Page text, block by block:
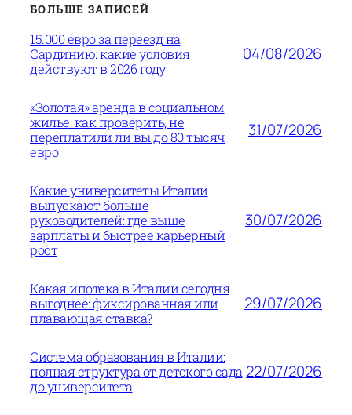
БОЛЬШЕ ЗАПИСЕЙ
15.000 евро за переезд на
Сардинию: какие условия
действуют в 2026 году
04/08/2026
«Золотая» аренда в социальном
жилье: как проверить, не
переплатили ли вы до 80 тысяч
евро
31/07/2026
Какие университеты Италии
выпускают больше
руководителей: где выше
зарплаты и быстрее карьерный
рост
30/07/2026
Какая ипотека в Италии сегодня
выгоднее: фиксированная или
плавающая ставка?
29/07/2026
Система образования в Италии:
полная структура от детского сада
до университета
22/07/2026